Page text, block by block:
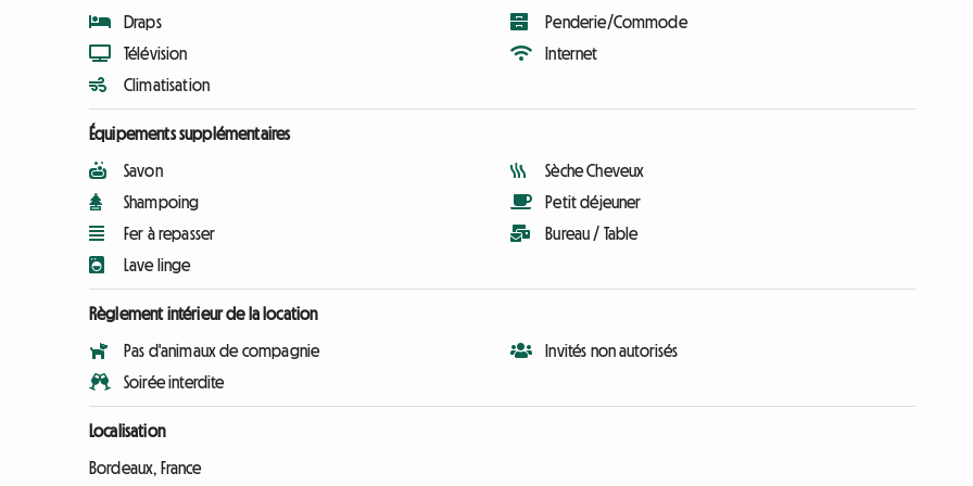
Draps
Télévision
Climatisation
Penderie/Commode
Internet
Équipements supplémentaires
Savon
Shampoing
Fer à repasser
Lave linge
Sèche Cheveux
Petit déjeuner
Bureau / Table
Règlement intérieur de la location
Pas d'animaux de compagnie
Soirée interdite
Invités non autorisés
Localisation
Bordeaux, France